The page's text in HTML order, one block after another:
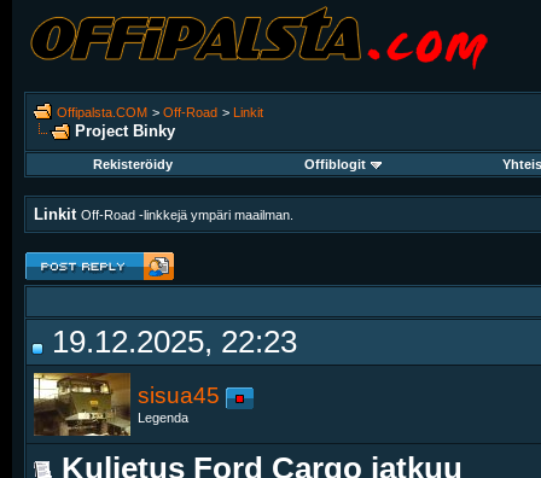
Offipalsta.COM > Off-Road > Linkit
Project Binky
Rekisteröidy Offiblogit
Linkit Off-Road -linkkejä ympäri maailman.
19.12.2025, 22:23
sisua45
Legenda
Kuljetus Ford Cargo jatkuu